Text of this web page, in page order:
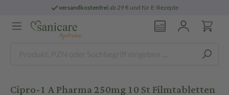
versandkostenfreiab 29 € und für E-Rezepte
Cipro-1 A Pharma 250mg 10 St Filmtabletten